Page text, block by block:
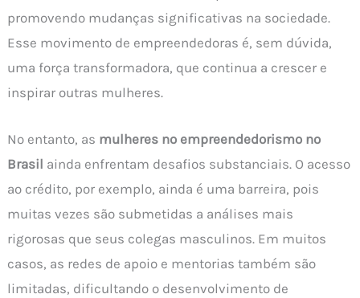
promovendo mudanças significativas na sociedade.
Esse movimento de empreendedoras é, sem dúvida,
uma força transformadora, que continua a crescer e
inspirar outras mulheres.
No entanto, as mulheres no empreendedorismo no
Brasil ainda enfrentam desafios substanciais. O acesso
ao crédito, por exemplo, ainda é uma barreira, pois
muitas vezes são submetidas a análises mais
rigorosas que seus colegas masculinos. Em muitos
casos, as redes de apoio e mentorias também são
limitadas, dificultando o desenvolvimento de